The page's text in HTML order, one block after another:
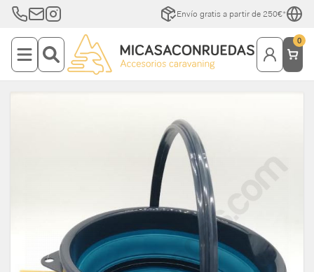
Envío gratis a partir de 250€*
0